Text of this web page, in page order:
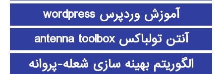
آموزش وردپرس wordpress
آنتن تولباکس antenna toolbox
الگوریتم بهینه سازی شعله-پروانه